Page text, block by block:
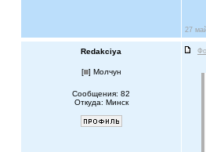
27
Redakciya
[ ] Молчун
Сообщения: 82
Откуда: Минск